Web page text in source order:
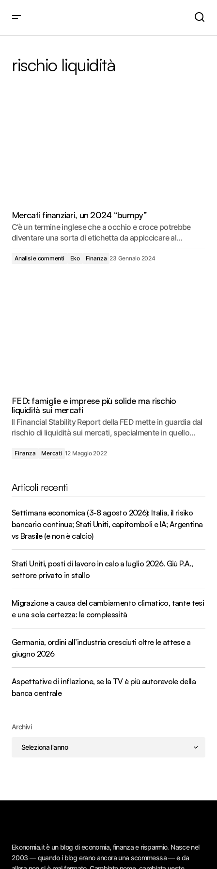
rischio liquidità
Mercati finanziari, un 2024 “bumpy”
C’è un termine inglese che a occhio e croce potrebbe
diventare una sorta di etichetta da appiccicare al…
Analisi e commenti Eko Finanza 23 Gennaio 2024
FED: famiglie e imprese più solide ma rischio
liquidità sui mercati
Il Financial Stability Report della FED mette in guardia dal
rischio di liquidità sui mercati, specialmente in quello…
Finanza Mercati 12 Maggio 2022
Articoli recenti
Settimana economica (3-8 agosto 2026): Italia, il risiko
bancario continua; Stati Uniti, capitomboli e IA; Argentina
vs Brasile (e non è calcio)
Stati Uniti, posti di lavoro in calo a luglio 2026. Giù P.A.,
settore privato in stallo
Migrazione a causa del cambiamento climatico, tante tesi
e una sola certezza: la complessità
Germania, ordini all’industria cresciuti oltre le attese a
giugno 2026
Aspettative di inflazione, se la TV è più autorevole della
banca centrale
Archivi
Ekonomia.it è un blog di economia, finanza e risparmio. Nasce nel
2003 — quando i blog erano ancora una scommessa — e da